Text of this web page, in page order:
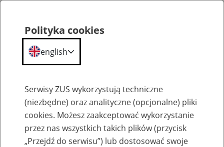
Szkolenia
Polityka cookies
english
Serwisy ZUS wykorzystują techniczne
(niezbędne) oraz analityczne (opcjonalne) pliki
cookies. Możesz zaakceptować wykorzystanie
przez nas wszystkich takich plików (przycisk
„Przejdź do serwisu”) lub dostosować swoje